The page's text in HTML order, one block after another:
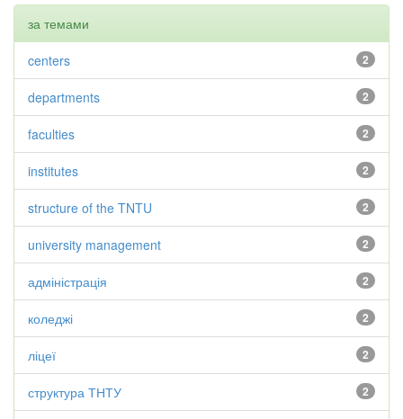
за темами
2
centers
2
departments
2
faculties
2
institutes
2
structure of the TNTU
2
university management
2
адміністрація
2
коледжі
2
ліцеї
2
структура ТНТУ